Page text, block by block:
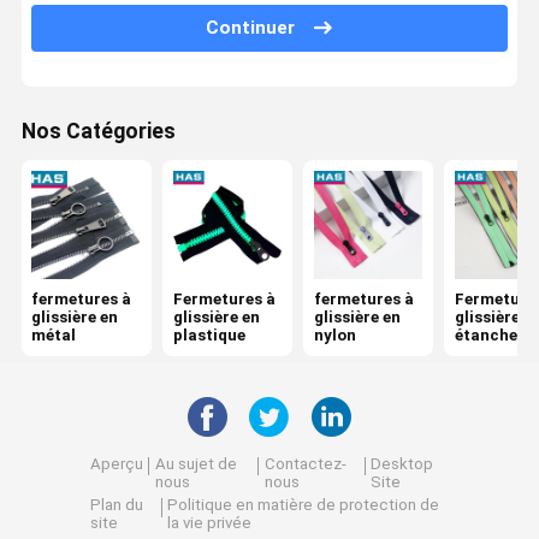
Continuer
Nos Catégories
fermetures à
glissière en
métal
Fermetures à
glissière en
plastique
fermetures à
glissière en
nylon
glissière
étanches
Aperçu
Au sujet de
nous
Contactez-
nous
Desktop
Site
Plan du
site
Politique en matière de protection de
la vie privée